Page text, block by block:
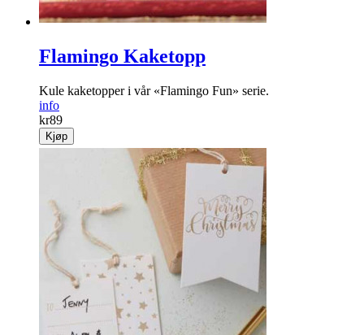
Flamingo Kaketopp
Kule kaketopper i vår «Flamingo Fun» serie.
info
kr89
Kjøp